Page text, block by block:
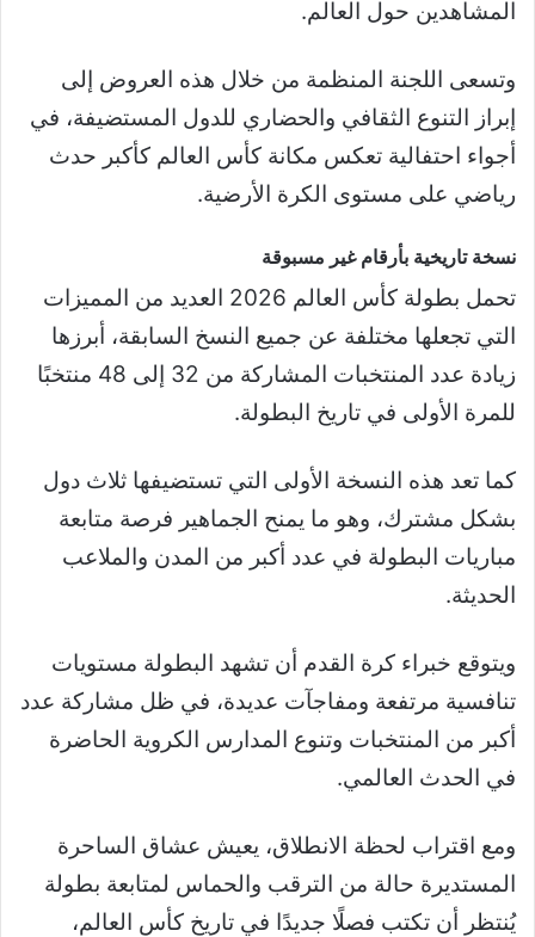
المشاهدين حول العالم.
وتسعى اللجنة المنظمة من خلال هذه العروض إلى
إبراز التنوع الثقافي والحضاري للدول المستضيفة، في
أجواء احتفالية تعكس مكانة كأس العالم كأكبر حدث
رياضي على مستوى الكرة الأرضية.
نسخة تاريخية بأرقام غير مسبوقة
تحمل بطولة كأس العالم 2026 العديد من المميزات
التي تجعلها مختلفة عن جميع النسخ السابقة، أبرزها
زيادة عدد المنتخبات المشاركة من 32 إلى 48 منتخبًا
للمرة الأولى في تاريخ البطولة.
كما تعد هذه النسخة الأولى التي تستضيفها ثلاث دول
بشكل مشترك، وهو ما يمنح الجماهير فرصة متابعة
مباريات البطولة في عدد أكبر من المدن والملاعب
الحديثة.
ويتوقع خبراء كرة القدم أن تشهد البطولة مستويات
تنافسية مرتفعة ومفاجآت عديدة، في ظل مشاركة عدد
أكبر من المنتخبات وتنوع المدارس الكروية الحاضرة
في الحدث العالمي.
ومع اقتراب لحظة الانطلاق، يعيش عشاق الساحرة
المستديرة حالة من الترقب والحماس لمتابعة بطولة
يُنتظر أن تكتب فصلًا جديدًا في تاريخ كأس العالم،